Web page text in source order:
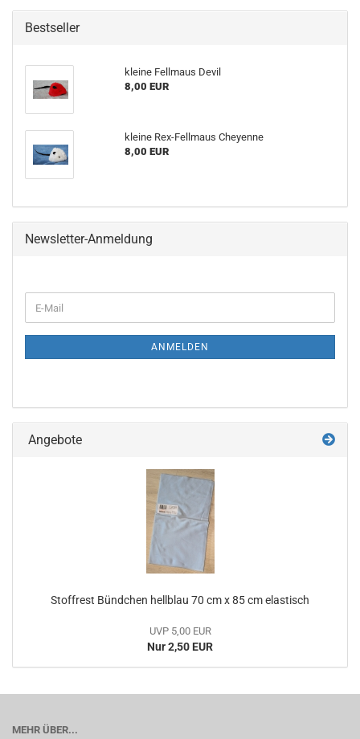
Bestseller
kleine Fellmaus Devil
8,00 EUR
kleine Rex-Fellmaus Cheyenne
8,00 EUR
Newsletter-Anmeldung
ZUR
E-
Mail
ANMELDEN
Angebote
Stoffrest Bündchen hellblau 70 cm x 85 cm elastisch
UVP 5,00 EUR
Nur 2,50 EUR
MEHR ÜBER...